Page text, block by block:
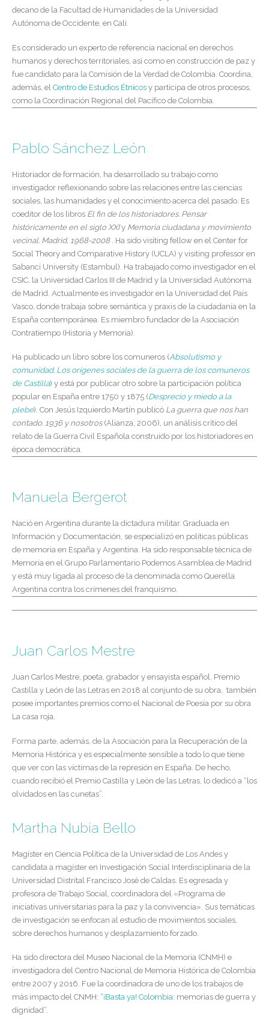
decano de la Facultad de Humanidades de la Universidad
Autónoma de Occidente, en Cali.
Es considerado un experto de referencia nacional en derechos
humanos y derechos territoriales, así como en construcción de paz y
fue candidato para la Comisión de la Verdad de Colombia. Coordina,
además, el Centro de Estudios Étnicos y participa de otros procesos,
como la Coordinación Regional del Pacífico de Colombia.
Pablo Sánchez León
Historiador de formación, ha desarrollado su trabajo como
investigador reflexionando sobre las relaciones entre las ciencias
sociales, las humanidades y el conocimiento acerca del pasado. Es
coeditor de los libros El fin de los historiadores. Pensar
históricamente en el siglo XXIy Memoria ciudadana y movimiento
vecinal. Madrid, 1968-2008 . Ha sido visiting fellow en el Center for
Social Theory and Comparative History (UCLA) y visiting professor en
Sabanci University (Estambul). Ha trabajado como investigador en el
CSIC, la Universidad Carlos III de Madrid y la Universidad Autónoma
de Madrid. Actualmente es investigador en la Universidad del País
Vasco, donde trabaja sobre semántica y praxis de la ciudadanía en la
España contemporánea. Es miembro fundador de la Asociación
Contratiempo (Historia y Memoria).
Ha publicado un libro sobre los comuneros (Absolutismo y
comunidad. Los orígenes sociales de la guerra de los comuneros
de Castilla) y está por publicar otro sobre la participación política
popular en España entre 1750 y 1875 (Desprecio y miedo a la
plebe). Con Jesús Izquierdo Martín publicó La guerra que nos han
contado. 1936 y nosotros (Alianza, 2006), un análisis crítico del
relato de la Guerra Civil Española construido por los historiadores en
época democrática.
Manuela Bergerot
Nació en Argentina durante la dictadura militar. Graduada en
Información y Documentación, se especializó en políticas públicas
de memoria en España y Argentina. Ha sido responsable técnica de
Memoria en el Grupo Parlamentario Podemos Asamblea de Madrid
y está muy ligada al proceso de la denominada como Querella
Argentina contra los crímenes del franquismo.
Juan Carlos Mestre
Juan Carlos Mestre, poeta, grabador y ensayista español. Premio
Castilla y León de las Letras en 2018 al conjunto de su obra, ​​ también
posee importantes premios como el Nacional de Poesía por su obra
La casa roja.
Forma parte, además, de la Asociación para la Recuperación de la
Memoria Histórica y es especialmente sensible a todo lo que tiene
que ver con las víctimas de la represión en España. De hecho,
cuando recibió el Premio Castilla y León de las Letras, lo dedicó a “los
olvidados en las cunetas”.
Martha Nubia Bello
Magíster en Ciencia Política de la Universidad de Los Andes y
candidata a magíster en Investigación Social Interdisciplinaria de la
Universidad Distrital Francisco José de Caldas. Es egresada y
profesora de Trabajo Social, coordinadora del «Programa de
iniciativas universitarias para la paz y la convivencia». Sus temáticas
de investigación se enfocan al estudio de movimientos sociales,
sobre derechos humanos y desplazamiento forzado.
Ha sido directora del Museo Nacional de la Memoria (CNMH) e
investigadora del Centro Nacional de Memoria Histórica de Colombia
entre 2007 y 2016. Fue la coordinadora de uno de los trabajos de
más impacto del CNMH: “¡Basta ya! Colombia: memorias de guerra y
dignidad”.